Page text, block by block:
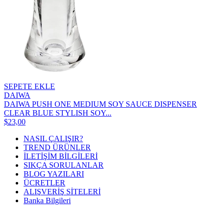
SEPETE EKLE
DAIWA
DAIWA PUSH ONE MEDIUM SOY SAUCE DISPENSER
CLEAR BLUE STYLISH SOY...
$23,00
NASIL ÇALIŞIR?
TREND ÜRÜNLER
İLETİŞİM BİLGİLERİ
SIKÇA SORULANLAR
BLOG YAZILARI
ÜCRETLER
ALIŞVERİŞ SİTELERİ
Banka Bilgileri